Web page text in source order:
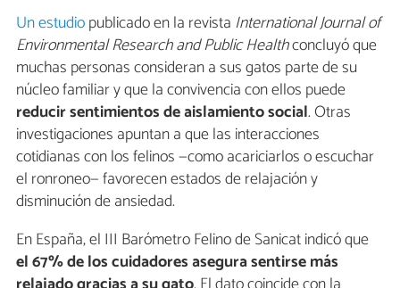
Un estudiopublicado en la revista International Journal of
Environmental Research and Public Healthconcluyó que
muchas personas consideran a sus gatos parte de su
núcleo familiar y que la convivencia con ellos puede
reducir sentimientos de aislamiento social. Otras
investigaciones apuntan a que las interacciones
cotidianas con los felinos —como acariciarlos o escuchar
el ronroneo— favorecen estados de relajación y
disminución de ansiedad.
En España, el III Barómetro Felino de Sanicat indicó que
el 67% de los cuidadores asegura sentirse más